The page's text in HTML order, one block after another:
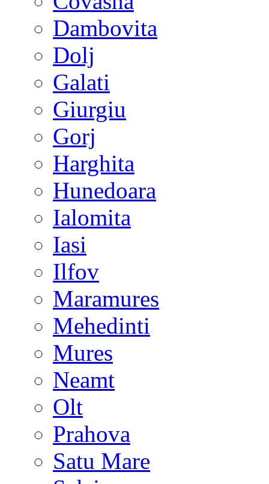
Dambovita
Dolj
Galati
Giurgiu
Gorj
Harghita
Hunedoara
Ialomita
Iasi
Ilfov
Maramures
Mehedinti
Mures
Neamt
Olt
Prahova
Satu Mare